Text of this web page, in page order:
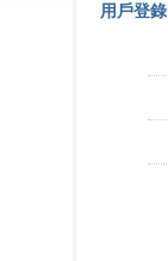
用戶登錄